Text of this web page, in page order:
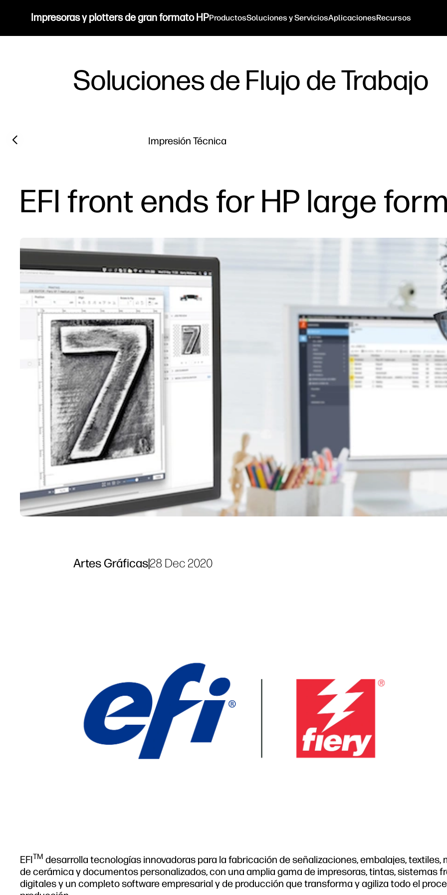
Impresoras y plotters de gran formato HPProductosSoluciones y ServiciosAplicacionesRecursos
Soluciones de Flujo de Trabajo
Impresión Técnica
Previous slide
EFI front ends for HP large
Artes Gráficas|28 Dec 2020
EFITM desarrolla tecnologías innovadoras para la fabricación de señalizaciones, embalajes, textiles,
de cerámica y documentos personalizados, con una amplia gama de impresoras, tintas, sistemas
digitales y un completo software empresarial y de producción que transforma y agiliza todo el